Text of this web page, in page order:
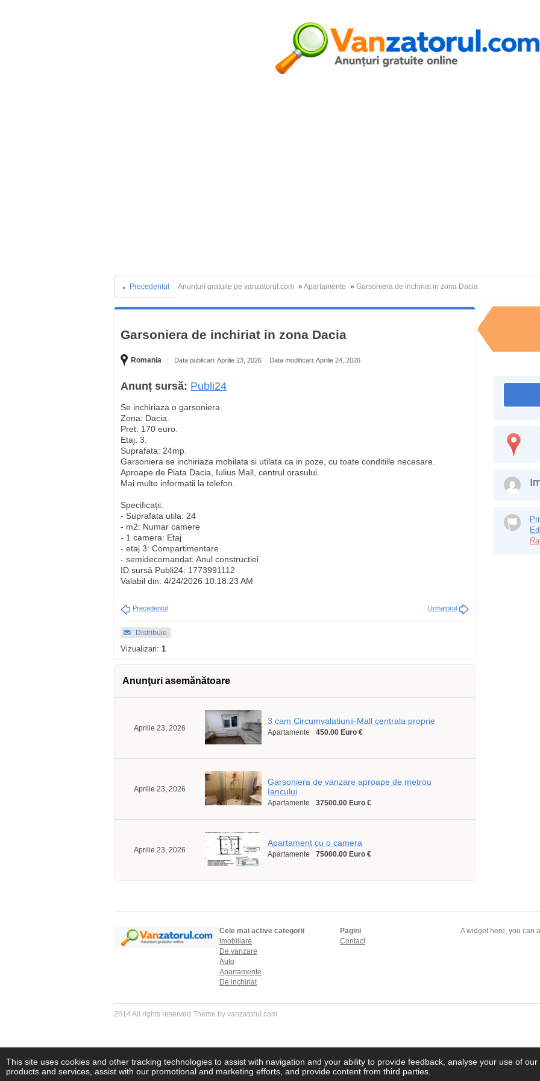
Precedentul Anunturi gratuite pe vanzatorul.com »Apartamente » Garsoniera de inchiriat in zona Dacia
Garsoniera de inchiriat in zona Dacia
Romania Data publicari: Aprilie 23, 2026 Data modificari: Aprilie 24, 2026
Anunț sursă: Publi24
Se inchiriaza o garsoniera.
Zona: Dacia.
Pret: 170 euro.
Etaj: 3.
Suprafata: 24mp.
Garsoniera se inchiriaza mobilata si utilata ca in poze, cu toate conditiile necesare.
Aproape de Piata Dacia, Iulius Mall, centrul orasului.
Mai multe informatii la telefon.
Specificații:
- Suprafata utila: 24
- m2: Numar camere
- 1 camera: Etaj
- etaj 3: Compartimentare
- semidecomandat: Anul constructiei
ID sursă Publi24: 1773991112
Valabil din: 4/24/2026 10:18:23 AM
Precedentul Urmatorul
Distribuie
Vizualizari: 1
Anunţuri asemănătoare
Aprilie 23, 2026
3 cam Circumvalatiunii-Mall centrala proprie
Apartamente 450.00 Euro €
Aprilie 23, 2026
Garsoniera de vanzare aproape de metrou
Iancului
Apartamente 37500.00 Euro €
Aprilie 23, 2026
Apartament cu o camera
Apartamente 75000.00 Euro €
Cele mai active categorii
Imobiliare
De vanzare
Auto
Apartamente
De inchiriat
Pagini
Contact
A widget here, you can
2014 All rights reserved Theme by vanzatorul.com
This site uses cookies and other tracking technologies to assist with navigation and your ability to provide feedback, analyse your use of our
products and services, assist with our promotional and marketing efforts, and provide content from third parties.